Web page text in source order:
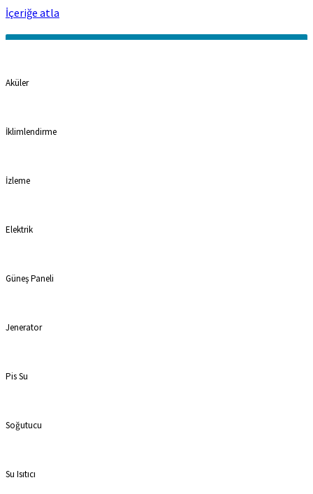
İçeriğe atla
Aküler
İklimlendirme
İzleme
Elektrik
Güneş Paneli
Jenerator
Pis Su
Soğutucu
Su Isıtıcı